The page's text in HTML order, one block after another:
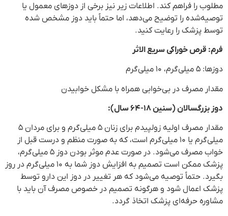
مطلوب را فراهم کند. اطلاعات زیر نیز برخی از دوزهای معمول یا
توصیه‌شده را توضیح می‌دهد، اما حتماً باید دوز مشخص شده
توسط پزشک را رعایت کنید.
فرم: قرص خوراکی سریع الاثر
دوزها: ۵ میلی‌گرم، ۱۰ میلی‌گرم
مقدار مصرف در بی‌خوابی همراه با مشکل خوابیدن
دوز بزرگسالان (سنین ۱۸-۶۴ سال):
مقدار مصرف اولیه زولپیدم برای زنان ۵ میلی‌گرم و برای مردان ۵
میلی‌گرم یا ۱۰ میلی‌گرم است، که به صورت منظم و درست قبل از
خواب مصرف می‌شود. در صورت عدم موثر بودن دوز ۵ میلی‌گرم،
پزشک ممکن است تصمیم به افزایش دوز شما به ۱۰ میلی‌گرم در روز
بگیرد. حتماً توصیه می‌شود که هر تغییر در دوز این دارو توسط
پزشک اعمال شود و هرگونه تصمیم در خصوص مصرف آن باید با
مشاوره حرفه‌ای پزشک اتخاذ گردد.